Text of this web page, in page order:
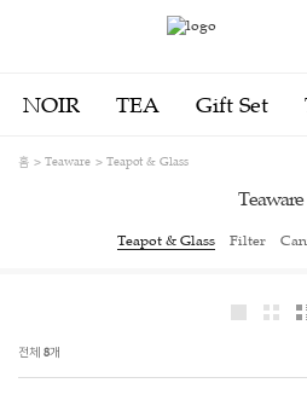
NOIR TEA Gift Set
홈 Teaware Teapot & Glass
Teaware
Teapot & Glass Filter
전체 8개